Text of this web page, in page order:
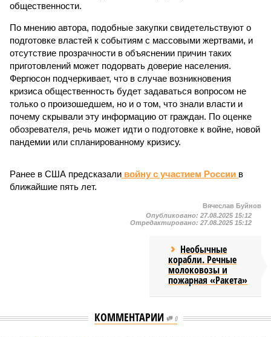
общественности.
По мнению автора, подобные закупки свидетельствуют о
подготовке властей к событиям с массовыми жертвами, и
отсутствие прозрачности в объяснении причин таких
приготовлений может подорвать доверие населения.
Фергюсон подчеркивает, что в случае возникновения
кризиса общественность будет задаваться вопросом не
только о произошедшем, но и о том, что знали власти и
почему скрывали эту информацию от граждан. По оценке
обозревателя, речь может идти о подготовке к войне, новой
пандемии или спланированному кризису.
Ранее в США предсказали войну с участием России в
ближайшие пять лет.
Вячеслав Буйнов
Опубликовано: 27.08.2025 15:12
Отредактировано: 27.08.2025 15:12
Необычные
корабли. Речные
молоковозы и
пожарная «Ракета»
КОММЕНТАРИИ 0